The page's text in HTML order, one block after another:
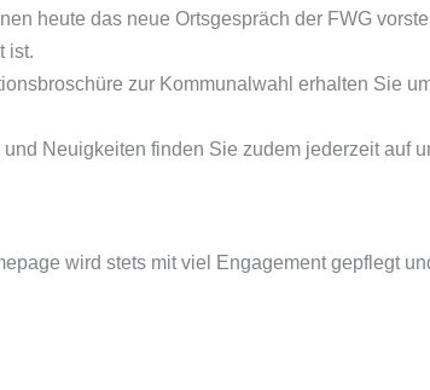
heute das neue Ortsgespräch der FWG
ist.
zur Kommunalwahl erhalten Sie
Neuigkeiten finden Sie zudem jederzeit auf
wird stets mit viel Engagement gepflegt